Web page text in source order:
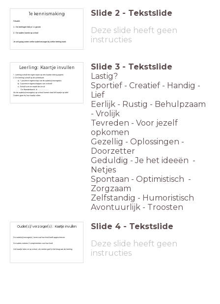
1e kennismaking
Situatie:
1. De leerlingen heb je 1 x gezien
2. De ouders komen op school
Je wilt graag weten welke ouder/verzorger bij welke leerling hoort.
Slide 2 - Tekstslide
Deze slide heeft geen
instructies
Leerling: Kaartje invullen
1. Leerling schrijft de eigen naam op een kaartje (stevig papier)
2. De leerling schrijft op de achterkant:
a) 1 positieve eigenschap van de ouder(s)/verzorger(s)
b) 2 positieve eigenschappen van zichzelf
c) Schrijft over en maakt de zin af:
De Waerdenborch, ik .....................
Als de ouder(s)/verzorger(s) op school komen staat dit kaartje op tafel.
Ouders gaan bij hun kaartje zitten.
Slide 3 - Tekstslide
Lastig?
Sportief - Creatief - Handig -
Lief
Eerlijk - Rustig - Behulpzaam
- Vrolijk
Tevreden - Voor jezelf
opkomen
Gezellig - Oplossingen -
Doorzetter
Geduldig - Je het ideeën -
Netjes
Spontaan - Optimistisch -
Zorgzaam
Zelfstandig - Humoristisch
Avontuurlijk - Troosten
Ouder(s)/ verzorger(s) : Kaartje invullen
De ouder(s)/verzorger(s) lezen wat hun kind heeft opgeschreven.
De ouders noteren 2 complimenten voor hun kind.
Het kaartje laten ze op school, als mentor geef je het terug aan de leerling.
Slide 4 - Tekstslide
Deze slide heeft geen
instructies